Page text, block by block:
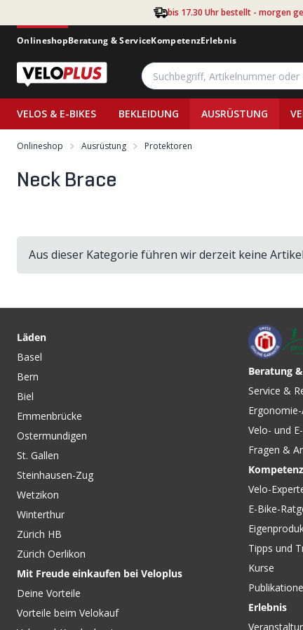
bis 17.30 Uhr bestellt - morgen
OnlineshopBeratung & ServiceKompetenzErlebnis
VELOS & E-BIKES BEKLEIDUNG AUSRÜSTUNG
Onlineshop Ausrüstung Protektoren
Neck Brace
Aus dieser Kategorie führen wir derzeit keine
Läden
Basel
Bern
Biel
Emmenbrücke
Ostermundigen
St. Gallen
Steinhausen-Zug
Wetzikon
Winterthur
Zürich HB
Zürich Oerlikon
Mit Freude einkaufen bei Veloplus
Deine Vorteile
Vorteile beim Velokauf
Beratung
Service &
Velo- und
Fragen &
Kompetenz
Velo-
E-Bike-
Tipps und
Kurse
Erlebnis